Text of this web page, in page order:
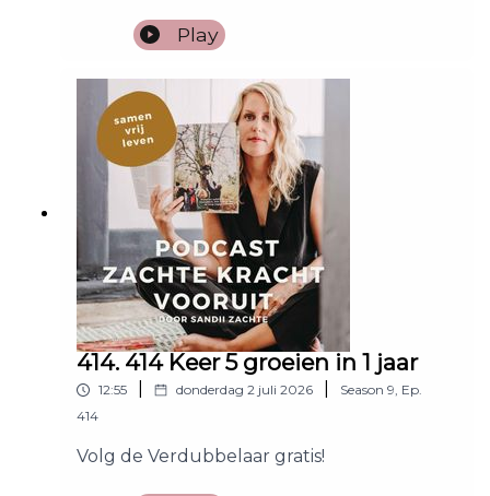
Play
414. 414 Keer 5 groeien in 1 jaar
12:55 donderdag 2 juli 2026 Season 9, Ep.
414
Volg de Verdubbelaar gratis!